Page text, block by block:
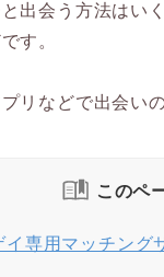
出会う方法はい
す。
リなどで出会い
このペ
イ専用マッチング